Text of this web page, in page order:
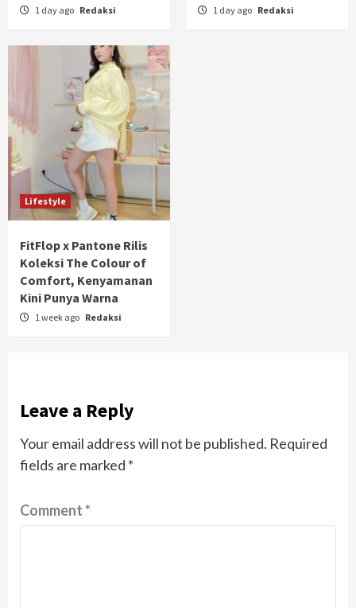
1 day ago Redaksi 1 day ago Redaksi
Lifestyle
FitFlop x Pantone Rilis
Koleksi The Colour of
Comfort, Kenyamanan
Kini Punya Warna
1 week ago Redaksi
Leave a Reply
Your email address will not be published. Required
fields are marked *
Comment*